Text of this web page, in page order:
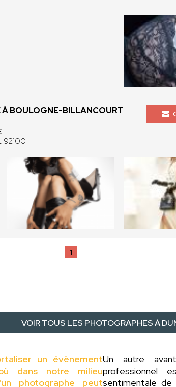
À BOULOGNE-BILLANCOURT
92100
1
VOIR TOUS LES PHOTOGRAPHES À
un évènement
dans notre milieu
photographe peut
Un autre
professionnel
sentimentale